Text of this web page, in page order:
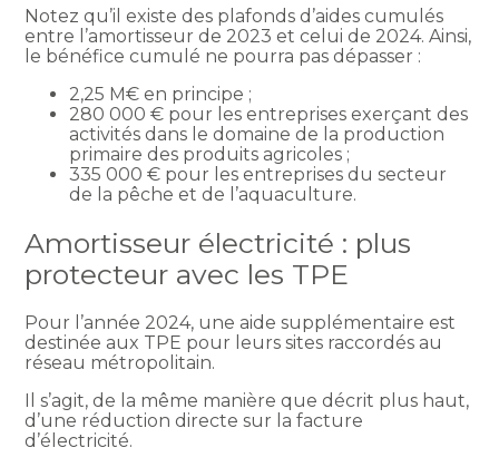
Notez qu’il existe des plafonds d’aides cumulés
entre l’amortisseur de 2023 et celui de 2024. Ainsi,
le bénéfice cumulé ne pourra pas dépasser :
2,25 M€ en principe ;
280 000 € pour les entreprises exerçant des
activités dans le domaine de la production
primaire des produits agricoles ;
335 000 € pour les entreprises du secteur
de la pêche et de l’aquaculture.
Amortisseur électricité : plus
protecteur avec les TPE
Pour l’année 2024, une aide supplémentaire est
destinée aux TPE pour leurs sites raccordés au
réseau métropolitain.
Il s’agit, de la même manière que décrit plus haut,
d’une réduction directe sur la facture
d’électricité.